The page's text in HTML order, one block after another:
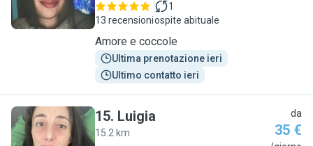
13 recensioni
1
ospite abituale
Amore e coccole
Ultima prenotazione ieri
Ultimo contatto ieri
15. Luigia
15.2 km
da
35 €